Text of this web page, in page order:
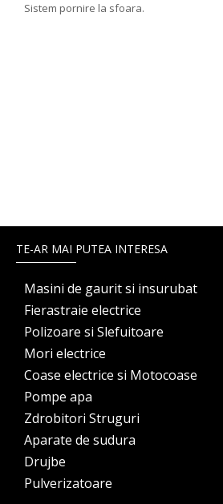
Sistem pornire la sfoara.
TE-AR MAI PUTEA INTERESA
Masini de gaurit si insurubat
Fierastraie electrice
Polizoare si Slefuitoare
Mori electrice
Coase electrice si Motocoase
Pompe apa
Zdrobitori Struguri
Aparate de sudura
Drujbe
Pulverizatoare